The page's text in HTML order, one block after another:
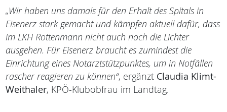
„Wir haben uns damals für den Erhalt des Spitals in
Eisenerz stark gemacht und kämpfen aktuell dafür, dass
im LKH Rottenmann nicht auch noch die Lichter
ausgehen. Für Eisenerz braucht es zumindest die
Einrichtung eines Notarztstützpunktes, um in Notfällen
rascher reagieren zu können“, ergänzt Claudia Klimt-
Weithaler, KPÖ-Klubobfrau im Landtag.